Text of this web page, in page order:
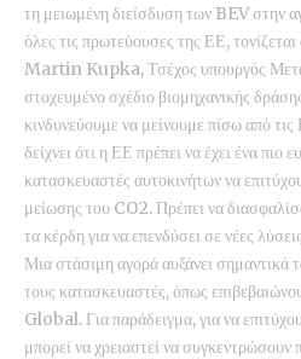
τη μειωμένη διείσδυση των BEV στην
όλες τις πρωτεύουσες της ΕΕ,
Martin Kupka, Τσέχος υπουργός
στοχευμένο σχέδιο βιομηχανικής
κινδυνεύουμε να μείνουμε πίσω από
δείχνει ότι η ΕΕ πρέπει να έχει ένα πιο
κατασκευαστές αυτοκινήτων να
μείωσης του CO2. Πρέπει να
τα κέρδη για να επενδύσει σε νέες
Μια στάσιμη αγορά αυξάνει
τους κατασκευαστές, όπως
Global. Για παράδειγμα, για να
μπορεί να χρειαστεί να συγκεντρώσουν